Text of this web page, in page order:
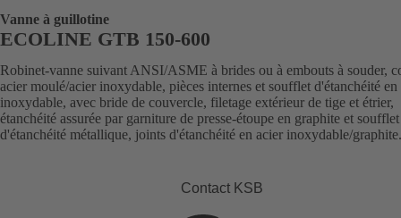
Vanne à guillotine
ECOLINE GTB 150-600
Robinet-vanne suivant ANSI/ASME à brides ou à embouts à souder,
acier moulé/acier inoxydable, pièces internes et soufflet d'étanchéité en
inoxydable, avec bride de couvercle, filetage extérieur de tige et étrier,
étanchéité assurée par garniture de presse-étoupe en graphite et soufflet
d'étanchéité métallique, joints d'étanchéité en acier inoxydable/graphite.
Contact KSB